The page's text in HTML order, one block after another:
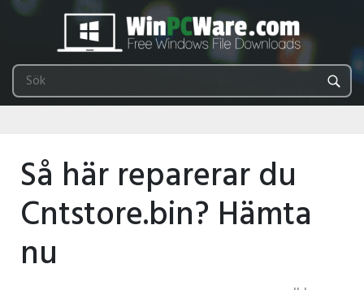
Så här reparerar du
Cntstore.bin? Hämta
nu